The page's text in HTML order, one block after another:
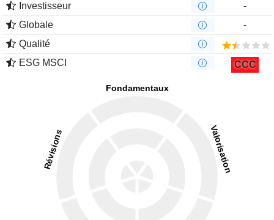
Investisseur
-
Globale
-
Qualité
ESG MSCI
CCC